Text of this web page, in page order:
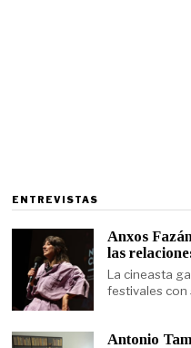
ENTREVISTAS
Anxos
las
La cineasta
festivales con
Antonio